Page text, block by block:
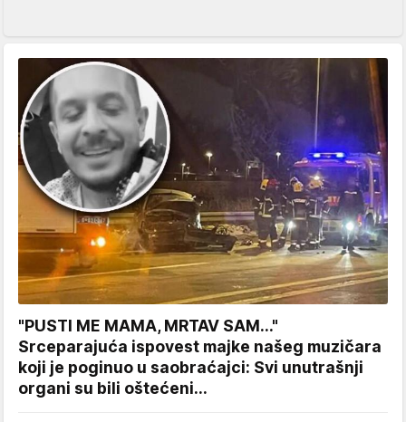
"PUSTI ME MAMA, MRTAV SAM..."
Srceparajuća ispovest majke našeg muzičara
koji je poginuo u saobraćajci: Svi unutrašnji
organi su bili oštećeni...